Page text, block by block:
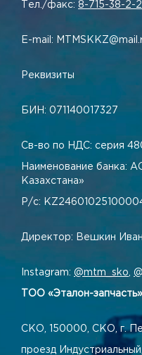
Тел./факс: 8-715-38-2-
E-mail:
Реквизиты
БИН: 071140017327
Св-во по НДС: серия
Наименование банка:
Казахстана»
Р/с:
Директор: Вешкин
Instagram: @mtm_sko
ТОО «Эталон-запчасть»
СКО, 150000, СКО, г.
проезд